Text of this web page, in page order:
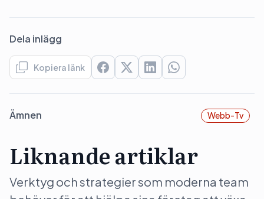
Dela inlägg
Kopiera länk
Ämnen Webb-Tv
Liknande artiklar
Verktyg och strategier som moderna team